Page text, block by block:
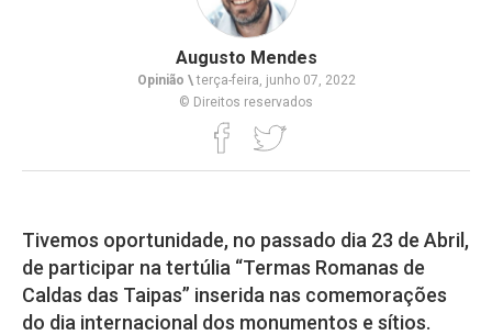
Augusto Mendes
Opinião \terça-feira, junho 07, 2022
© Direitos reservados
Tivemos oportunidade, no passado dia 23 de Abril,
de participar na tertúlia “Termas Romanas de
Caldas das Taipas” inserida nas comemorações
do dia internacional dos monumentos e sítios.